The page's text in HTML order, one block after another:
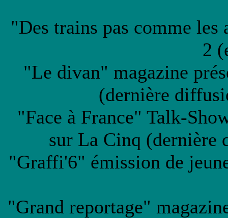
"Des trains pas comme les
2
"Le divan" magazine
(dernière
"Face à France" Talk-
sur La Cinq (dernière
"Graffi'6" émission de
"Grand reportage"